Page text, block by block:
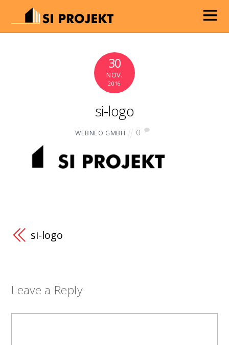
30
NOV.
2016
si-logo
WEBNEO GMBH 0
si-logo
Leave a Reply